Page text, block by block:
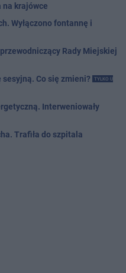
na krajówce
Wyłączono fontannę i
Rady Miejskiej
sesyjną. Co się zmieni?
TYLKO U
Interweniowały
Trafiła do szpitala